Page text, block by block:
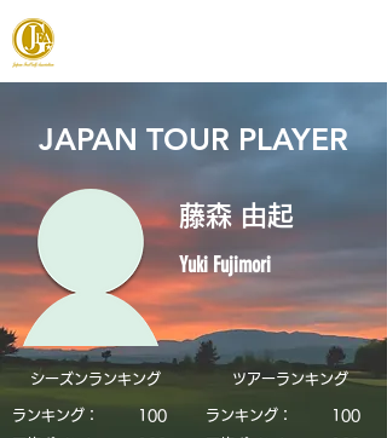
JAPAN TOUR PLAYER
藤森 由起
Yuki Fujimori
シーズンランキング
ランキング：
​100
​ツアーランキング
ランキング：
​100